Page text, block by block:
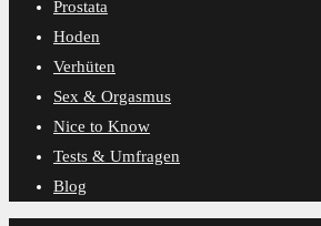
Prostata
Hoden
Verhüten
Sex & Orgasmus
Nice to Know
Tests & Umfragen
Blog